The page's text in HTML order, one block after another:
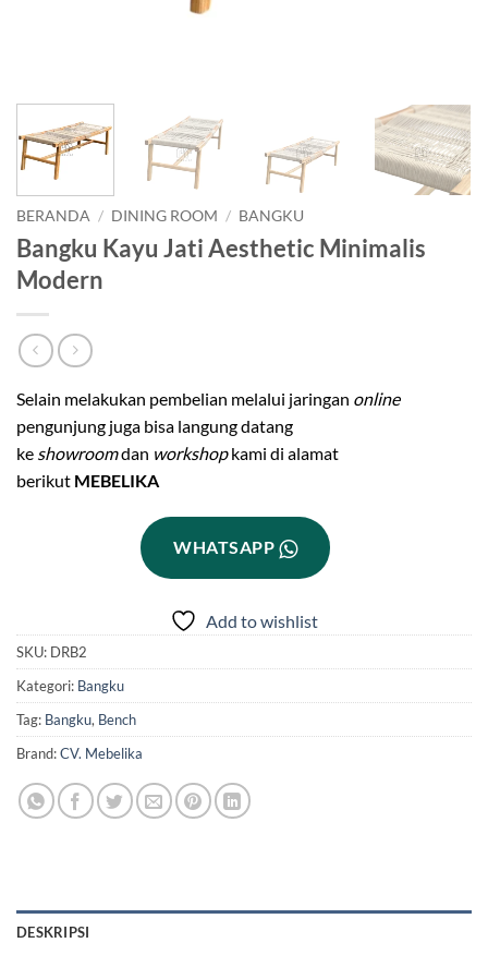
BERANDA / DINING ROOM / BANGKU
Bangku Kayu Jati Aesthetic Minimalis
Modern
Selain melakukan pembelian melalui jaringan online
pengunjung juga bisa langung datang
ke showroomdan workshopkami di alamat
berikut MEBELIKA
WHATSAPP
Add to wishlist
SKU: DRB2
Kategori: Bangku
Tag: Bangku, Bench
Brand:CV. Mebelika
DESKRIPSI